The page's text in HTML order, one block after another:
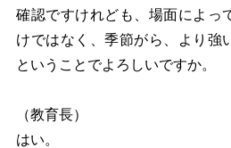
確認ですけれども、場面によっ
けではなく、季節がら、より強
ということでよろしいですか。
（教育長）
はい。